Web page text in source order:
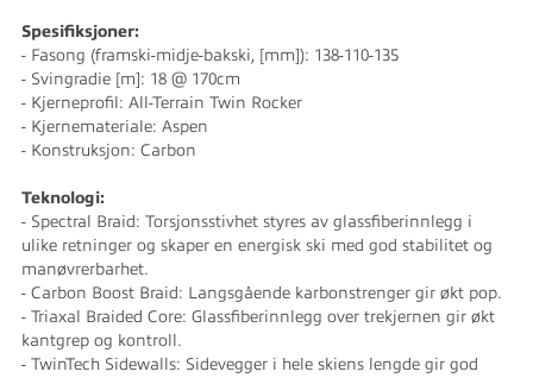
Spesifiksjoner:
- Fasong (framski-midje-bakski, [mm]): 138-110-135
- Svingradie [m]: 18 @ 170cm
- Kjerneprofil: All-Terrain Twin Rocker
- Kjernemateriale: Aspen
- Konstruksjon: Carbon
Teknologi:
- Spectral Braid: Torsjonsstivhet styres av glassfiberinnlegg i
ulike retninger og skaper en energisk ski med god stabilitet og
manøvrerbarhet.
- Carbon Boost Braid: Langsgående karbonstrenger gir økt pop.
- Triaxal Braided Core: Glassfiberinnlegg over trekjernen gir økt
kantgrep og kontroll.
- TwinTech Sidewalls: Sidevegger i hele skiens lengde gir god